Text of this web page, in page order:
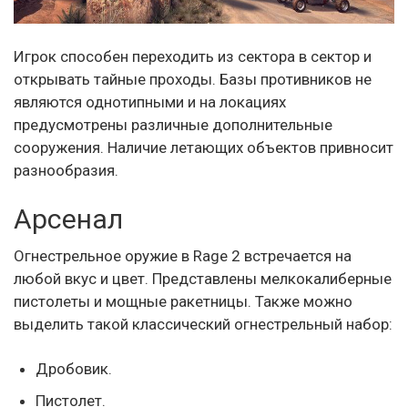
Игрок способен переходить из сектора в сектор и
открывать тайные проходы. Базы противников не
являются однотипными и на локациях
предусмотрены различные дополнительные
сооружения. Наличие летающих объектов привносит
разнообразия.
Арсенал
Огнестрельное оружие в Rage 2 встречается на
любой вкус и цвет. Представлены мелкокалиберные
пистолеты и мощные ракетницы. Также можно
выделить такой классический огнестрельный набор:
Дробовик.
Пистолет.